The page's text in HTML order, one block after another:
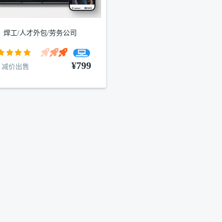
焊工/人才外包/劳务公司
减价出售 ¥799